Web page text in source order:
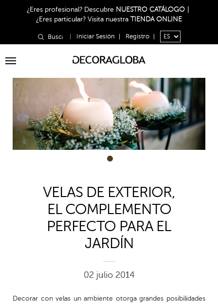
¿Eres profesional? Descubre NUESTRO CATÁLOGO
¿Eres particular? Visita nuestra TIENDA ONLINE
Iniciar Sesión Registro
Toggle
1
VELAS DE EXTERIOR,
EL COMPLEMENTO
PERFECTO PARA EL
JARDÍN
02 julio 2014
Decorar con velas un ambiente otorga grandes posibilidades